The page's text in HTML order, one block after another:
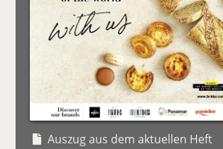
Auszug aus dem aktuellen Heft